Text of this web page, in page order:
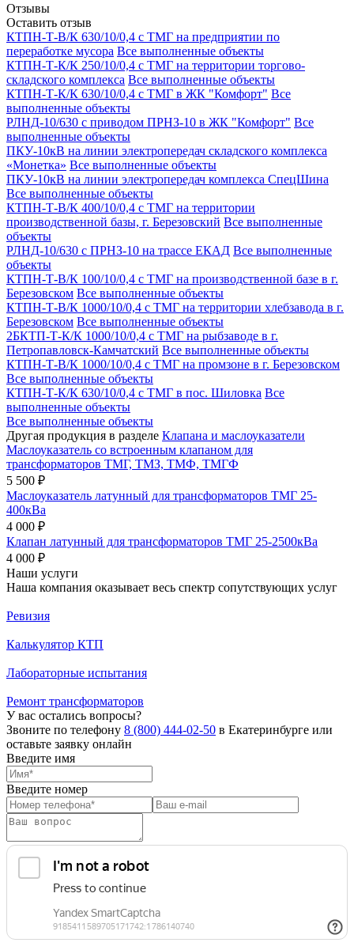
Отзывы
Оставить отзыв
КТПН-Т-В/К 630/10/0,4 с ТМГ на предприятии по
переработке мусора Все выполненные объекты
КТПН-Т-К/К 250/10/0,4 с ТМГ на территории торгово-
складского комплекса Все выполненные объекты
КТПН-Т-К/К 630/10/0,4 с ТМГ в ЖК "Комфорт" Все
выполненные объекты
РЛНД-10/630 с приводом ПРНЗ-10 в ЖК "Комфорт" Все
выполненные объекты
ПКУ-10кВ на линии электропередач складского комплекса
«Монетка» Все выполненные объекты
ПКУ-10кВ на линии электропередач комплекса СпецШина
Все выполненные объекты
КТПН-Т-В/К 400/10/0,4 с ТМГ на территории
производственной базы, г. Березовский Все выполненные
объекты
РЛНД-10/630 с ПРНЗ-10 на трассе ЕКАД Все выполненные
объекты
КТПН-Т-В/К 100/10/0,4 с ТМГ на производственной базе в г.
Березовском Все выполненные объекты
КТПН-Т-В/К 1000/10/0,4 с ТМГ на территории хлебзавода в г.
Березовском Все выполненные объекты
2БКТП-Т-К/К 1000/10/0,4 с ТМГ на рыбзаводе в г.
Петропавловск-Камчатский Все выполненные объекты
КТПН-Т-В/К 1000/10/0,4 с ТМГ на промзоне в г. Березовском
Все выполненные объекты
КТПН-Т-К/К 630/10/0,4 с ТМГ в пос. Шиловка Все
выполненные объекты
Все выполненные объекты
Другая продукция в разделе Клапана и маслоуказатели
Маслоуказатель со встроенным клапаном для
трансформаторов ТМГ, ТМЗ, ТМФ, ТМГФ
5 500 ₽
Маслоуказатель латунный для трансформаторов ТМГ 25-
400кВа
4 000 ₽
Клапан латунный для трансформаторов ТМГ 25-2500кВа
4 000 ₽
Наши услуги
Наша компания оказывает весь спектр сопутствующих услуг
Ревизия
Калькулятор КТП
Лабораторные испытания
Ремонт трансформаторов
У вас остались вопросы?
Звоните по телефону 8 (800) 444-02-50 в Екатеринбурге или
оставьте заявку онлайн
Введите имя
Введите номер